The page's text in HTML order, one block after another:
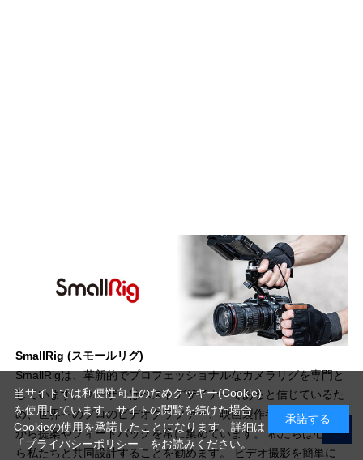
SmallRig (スモールリグ)
SmallRigは、革新的でプロフェッショナルなカメラリグを専門と
しています。ユーザーはベストデザイナーであると信じているた
め、世界中のプロのビデオグラファー、映画製作者、写真愛好家
から提案やフィードバックを常に集めています。 私たちは心か
ら私たちと共同設計することを勧めます。 ビデオ撮影を簡単に
当サイトでは利便性向上のためクッキー(Cookie)
を使用しています。サイトの閲覧を続けた場合
Cookieの使用を承諾したことになります。詳細は
「プライバシーポリシー」 をお読みください。
承諾する